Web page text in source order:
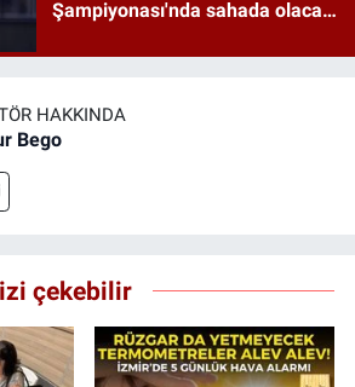
Şampiyonası'nda sahada olacak
HAKKINDA
Bego
çekebilir